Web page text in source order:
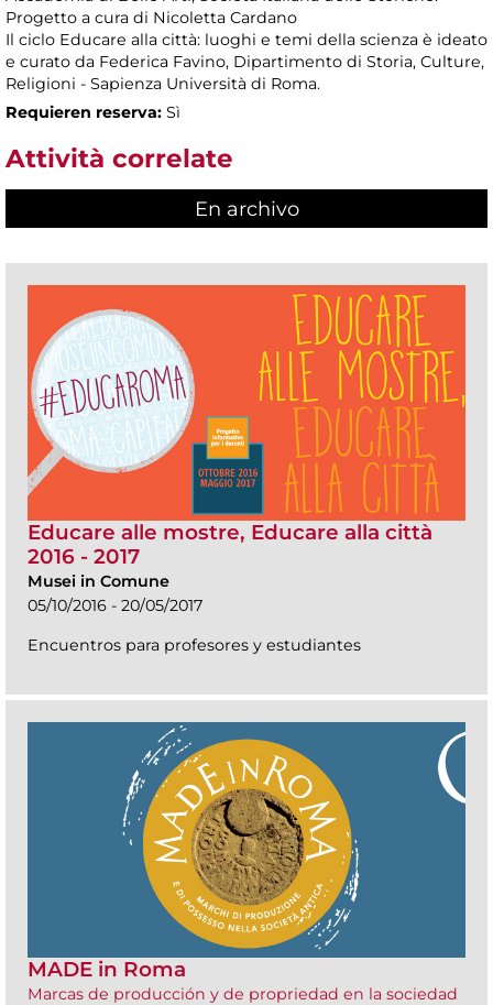
Progetto a cura di Nicoletta Cardano
Il ciclo Educare alla città: luoghi e temi della scienza è ideato
e curato da Federica Favino, Dipartimento di Storia, Culture,
Religioni - Sapienza Università di Roma.
Requieren reserva: Sì
Attività correlate
En archivo
Educare alle mostre, Educare alla città
2016 - 2017
Musei in Comune
05/10/2016 - 20/05/2017
Encuentros para profesores y estudiantes
MADE in Roma
Marcas de producción y de propriedad en la sociedad